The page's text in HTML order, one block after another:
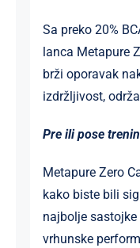
Sa preko 20%
lanca Metapure
brži oporavak
izdržljivost,
Pre ili pose
Metapure Zero
kako biste bili
najbolje
vrhunske